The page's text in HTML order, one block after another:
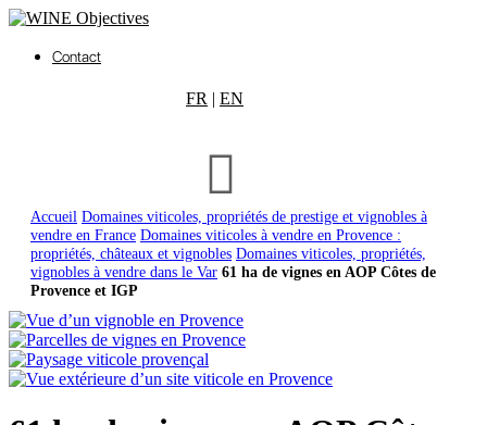
Contact
FR | EN
Accueil Domaines viticoles, propriétés de prestige et vignobles à
vendre en France Domaines viticoles à vendre en Provence :
propriétés, châteaux et vignobles Domaines viticoles, propriétés,
vignobles à vendre dans le Var 61 ha de vignes en AOP Côtes de
Provence et IGP